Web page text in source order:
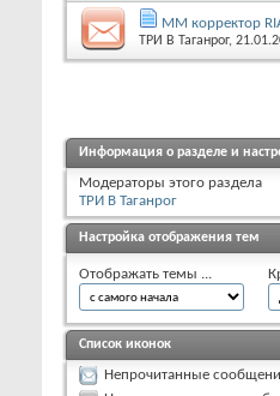
ММ корректор
ТРИ В Таганрог,
Информация о разделе и
Модераторы этого раздела
ТРИ В Таганрог
Настройка отображения тем
Отображать темы ...
Список иконок
Непрочитанные